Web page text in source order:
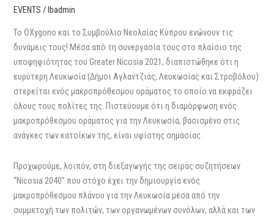
EVENTS /lbadmin
Το OXygono και το Συμβούλιο Νεολαίας Κύπρου ενώνουν τις
δυνάμεις τους! Μέσα από τη συνεργασία τους στο πλαίσιο της
υποψηφιότητας του Greater Nicosia 2021, διαπιστώθηκε ότι η
ευρύτερη Λευκωσία (Δήμοι Αγλαντζιάς, Λευκωσίας και Στροβόλου)
στερείται ενός μακροπρόθεσμου οράματος το οποίο να εκφράζει
όλους τους πολίτες της. Πιστεύουμε ότι η διαμόρφωση ενός
μακροπρόθεσμου οράματος για την Λευκωσία, βασισμένο στις
ανάγκες των κατοίκων της, είναι υψίστης σημασίας.
Προχωρούμε, λοιπόν, στη διεξαγωγής της σειράς συζητήσεων
“Nicosia 2040” που στόχο έχει την δημιουργία ενός
μακροπρόθεσμου πλάνου για την Λευκωσία μέσα από την
συμμετοχή των πολιτών, των οργανωμένων συνόλων, αλλά και των